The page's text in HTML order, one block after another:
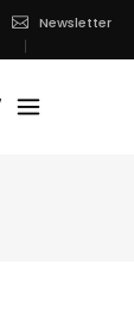
Newsletter